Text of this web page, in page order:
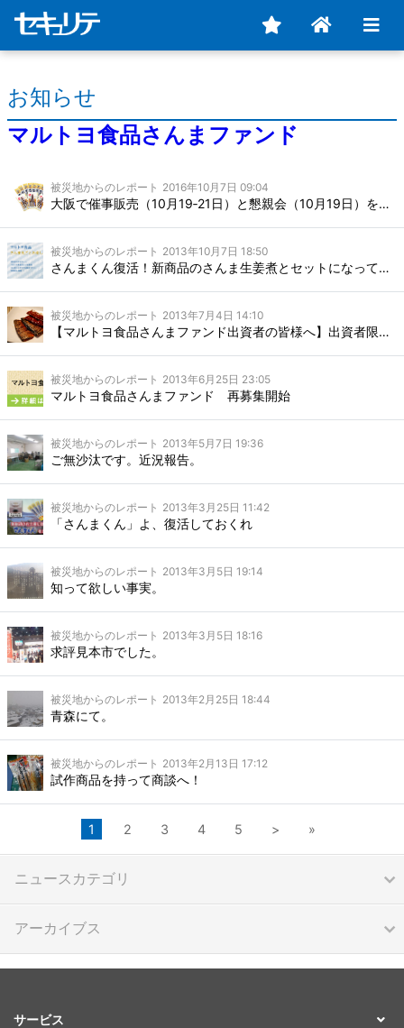
お知らせ
マルトヨ食品さんまファンド
被災地からのレポート 2016年10月7日 09:04
大阪で催事販売（10月19‐21日）と懇親会（10月19日）をします！
被災地からのレポート 2013年10月7日 18:50
さんまくん復活！新商品のさんま生姜煮とセットになって販売開始！
被災地からのレポート 2013年7月4日 14:10
【マルトヨ食品さんまファンド出資者の皆様へ】出資者限定 商品開発用セット
被災地からのレポート 2013年6月25日 23:05
マルトヨ食品さんまファンド 再募集開始
被災地からのレポート 2013年5月7日 19:36
ご無沙汰です。近況報告。
被災地からのレポート 2013年3月25日 11:42
「さんまくん」よ、復活しておくれ
被災地からのレポート 2013年3月5日 19:14
知って欲しい事実。
被災地からのレポート 2013年3月5日 18:16
求評見本市でした。
被災地からのレポート 2013年2月25日 18:44
青森にて。
被災地からのレポート 2013年2月13日 17:12
試作商品を持って商談へ！
1 2 3 4 5 > »
ニュースカテゴリ
アーカイブス
サービス